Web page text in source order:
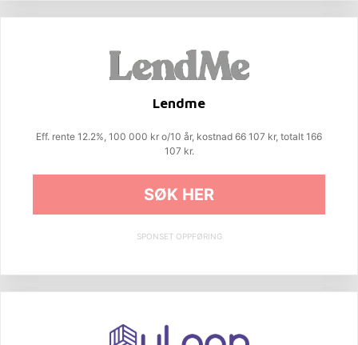
Lendme
Eff. rente 12.2%, 100 000 kr o/10 år, kostnad 66 107 kr, totalt 166
107 kr.
SØK HER
SPONSET OPPFØRING